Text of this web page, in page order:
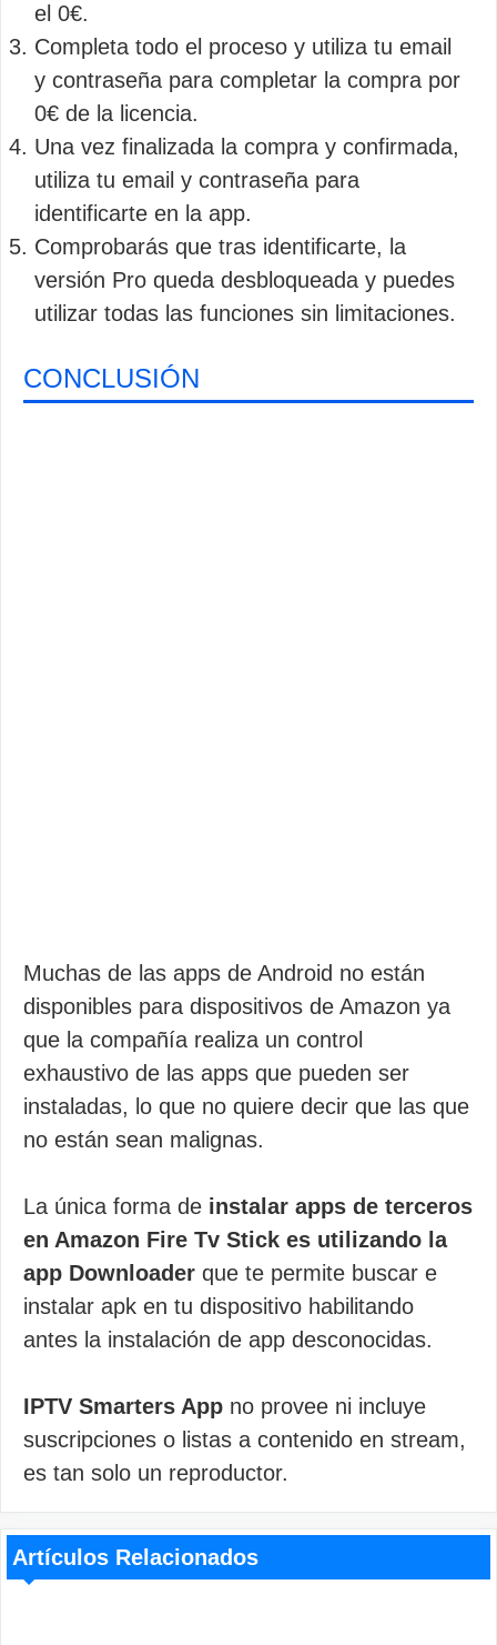
el 0€.
Completa todo el proceso y utiliza tu email
y contraseña para completar la compra por
0€ de la licencia.
Una vez finalizada la compra y confirmada,
utiliza tu email y contraseña para
identificarte en la app.
Comprobarás que tras identificarte, la
versión Pro queda desbloqueada y puedes
utilizar todas las funciones sin limitaciones.
CONCLUSIÓN
Muchas de las apps de Android no están
disponibles para dispositivos de Amazon ya
que la compañía realiza un control
exhaustivo de las apps que pueden ser
instaladas, lo que no quiere decir que las que
no están sean malignas.
La única forma de instalar apps de terceros
en Amazon Fire Tv Stick es utilizando la
app Downloader que te permite buscar e
instalar apk en tu dispositivo habilitando
antes la instalación de app desconocidas.
IPTV Smarters App no provee ni incluye
suscripciones o listas a contenido en stream,
es tan solo un reproductor.
Artículos Relacionados